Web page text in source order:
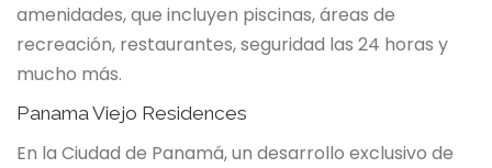
amenidades, que incluyen piscinas, áreas de
recreación, restaurantes, seguridad las 24 horas y
mucho más.
Panama Viejo Residences
En la Ciudad de Panamá, un desarrollo exclusivo de